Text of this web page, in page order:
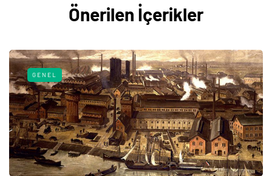
Önerilen İçerikler
GENEL